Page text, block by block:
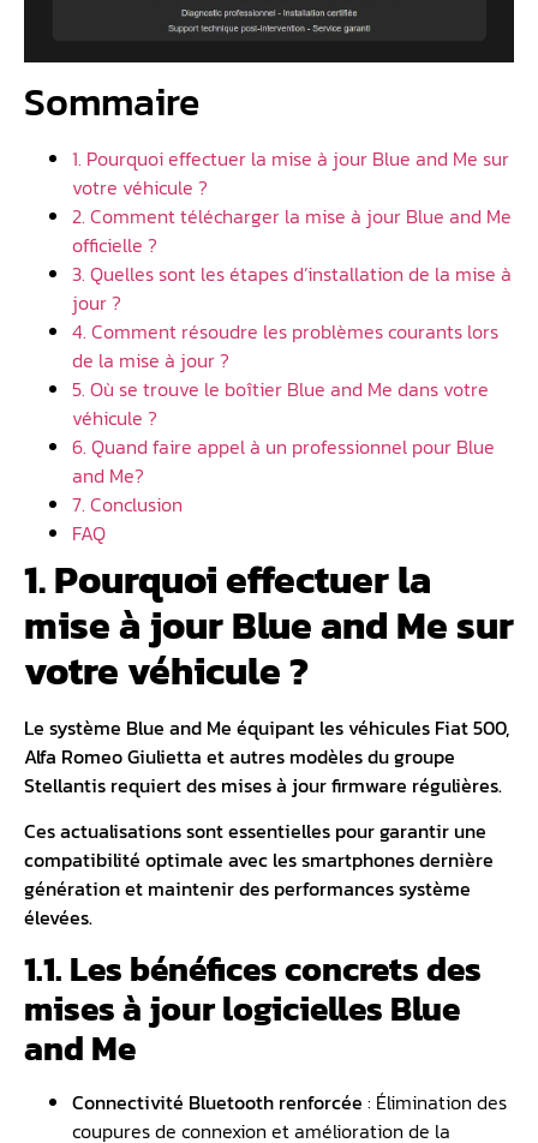
Sommaire
1. Pourquoi effectuer la mise à jour Blue and Me sur
votre véhicule ?
2. Comment télécharger la mise à jour Blue and Me
officielle ?
3. Quelles sont les étapes d’installation de la mise à
jour ?
4. Comment résoudre les problèmes courants lors
de la mise à jour ?
5. Où se trouve le boîtier Blue and Me dans votre
véhicule ?
6. Quand faire appel à un professionnel pour Blue
and Me?
7. Conclusion
FAQ
1. Pourquoi effectuer la
mise à jour Blue and Me sur
votre véhicule ?
Le système Blue and Me équipant les véhicules Fiat 500,
Alfa Romeo Giulietta et autres modèles du groupe
Stellantis requiert des mises à jour firmware régulières.
Ces actualisations sont essentielles pour garantir une
compatibilité optimale avec les smartphones dernière
génération et maintenir des performances système
élevées.
1.1. Les bénéfices concrets des
mises à jour logicielles Blue
and Me
Connectivité Bluetooth renforcée : Élimination des
coupures de connexion et amélioration de la